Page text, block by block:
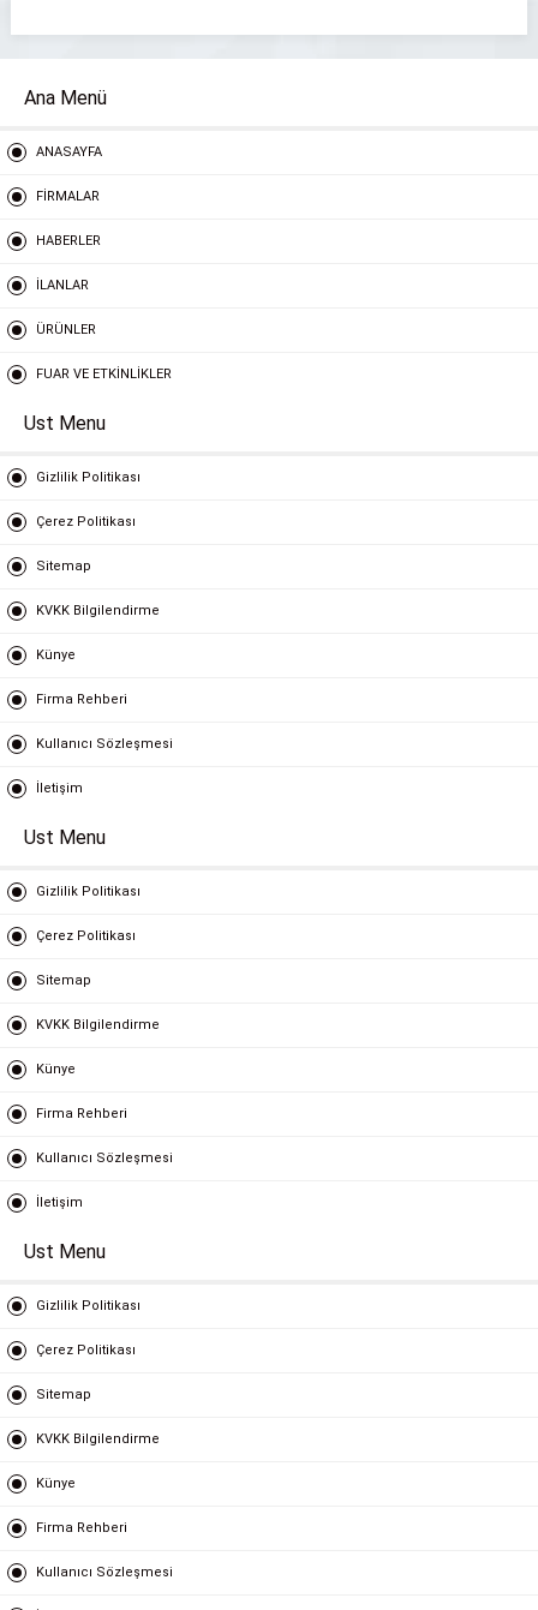
Ana Menü
ANASAYFA
FİRMALAR
HABERLER
İLANLAR
ÜRÜNLER
FUAR VE ETKİNLİKLER
Ust Menu
Gizlilik Politikası
Çerez Politikası
Sitemap
KVKK Bilgilendirme
Künye
Firma Rehberi
Kullanıcı Sözleşmesi
İletişim
Ust Menu
Gizlilik Politikası
Çerez Politikası
Sitemap
KVKK Bilgilendirme
Künye
Firma Rehberi
Kullanıcı Sözleşmesi
İletişim
Ust Menu
Gizlilik Politikası
Çerez Politikası
Sitemap
KVKK Bilgilendirme
Künye
Firma Rehberi
Kullanıcı Sözleşmesi